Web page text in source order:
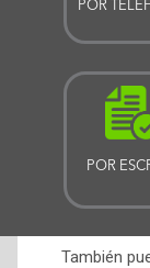
POR
POR
También